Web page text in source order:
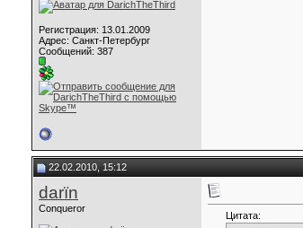
Регистрация: 13.01.2009
Адрес: Санкт-Петербург
Сообщений: 387
22.02.2010, 15:12
darїn
Conqueror
Цитата: